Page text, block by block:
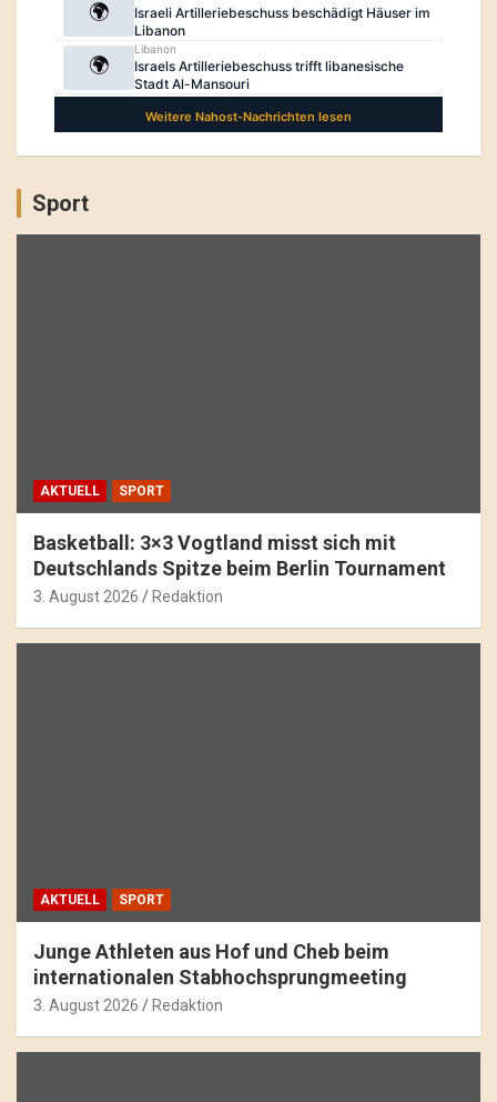
Sport
AKTUELL SPORT
Basketball: 3×3 Vogtland misst sich mit
Deutschlands Spitze beim Berlin Tournament
3. August 2026 Redaktion
AKTUELL SPORT
Junge Athleten aus Hof und Cheb beim
internationalen Stabhochsprungmeeting
3. August 2026 Redaktion